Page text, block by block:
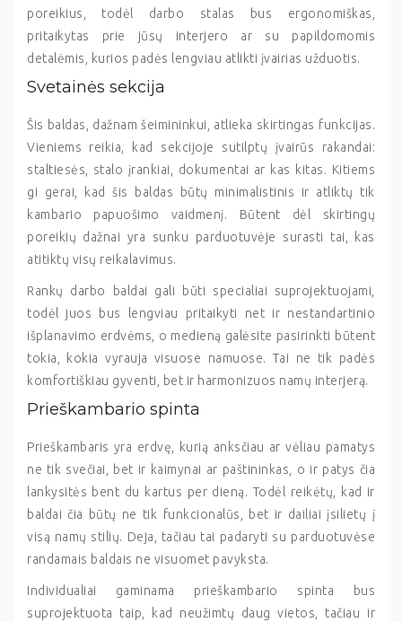
poreikius, todėl darbo stalas bus ergonomiškas,
pritaikytas prie jūsų interjero ar su papildomomis
detalėmis, kurios padės lengviau atlikti įvairias užduotis.
Svetainės sekcija
Šis baldas, dažnam šeimininkui, atlieka skirtingas funkcijas.
Vieniems reikia, kad sekcijoje sutilptų įvairūs rakandai:
staltiesės, stalo įrankiai, dokumentai ar kas kitas. Kitiems
gi gerai, kad šis baldas būtų minimalistinis ir atliktų tik
kambario papuošimo vaidmenį. Būtent dėl skirtingų
poreikių dažnai yra sunku parduotuvėje surasti tai, kas
atitiktų visų reikalavimus.
Rankų darbo baldai gali būti specialiai suprojektuojami,
todėl juos bus lengviau pritaikyti net ir nestandartinio
išplanavimo erdvėms, o medieną galėsite pasirinkti būtent
tokia, kokia vyrauja visuose namuose. Tai ne tik padės
komfortiškiau gyventi, bet ir harmonizuos namų interjerą.
Prieškambario spinta
Prieškambaris yra erdvę, kurią anksčiau ar vėliau pamatys
ne tik svečiai, bet ir kaimynai ar paštininkas, o ir patys čia
lankysitės bent du kartus per dieną. Todėl reikėtų, kad ir
baldai čia būtų ne tik funkcionalūs, bet ir dailiai įsilietų į
visą namų stilių. Deja, tačiau tai padaryti su parduotuvėse
randamais baldais ne visuomet pavyksta.
Individualiai gaminama prieškambario spinta bus
suprojektuota taip, kad neužimtų daug vietos, tačiau ir